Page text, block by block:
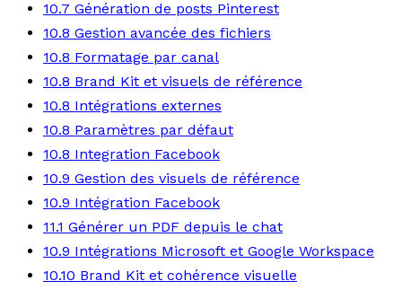
10.7 Génération de posts Pinterest
10.8 Gestion avancée des fichiers
10.8 Formatage par canal
10.8 Brand Kit et visuels de référence
10.8 Intégrations externes
10.8 Paramètres par défaut
10.8 Integration Facebook
10.9 Gestion des visuels de référence
10.9 Intégration Facebook
11.1 Générer un PDF depuis le chat
10.9 Intégrations Microsoft et Google Workspace
10.10 Brand Kit et cohérence visuelle